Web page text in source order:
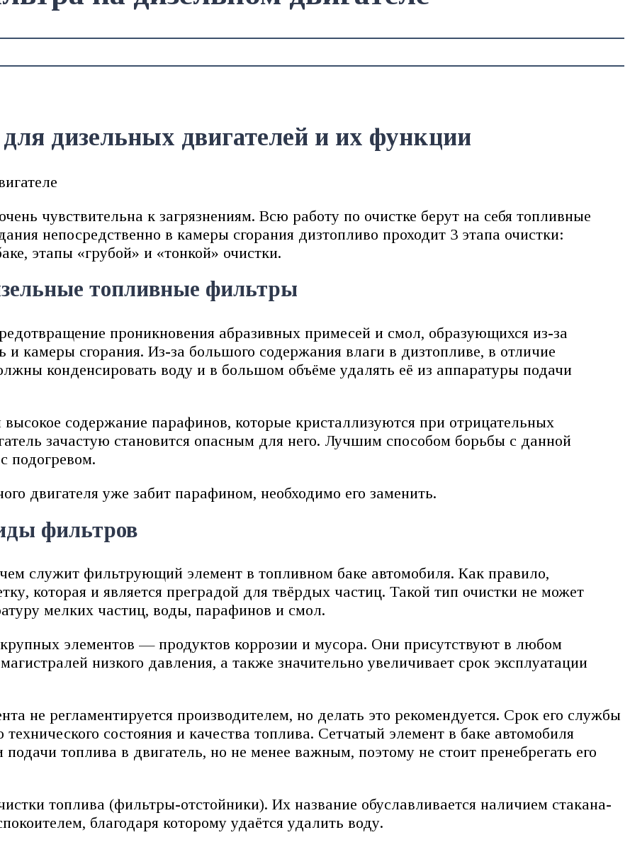
дизельных двигателей и их функции
чувствительна к загрязнениям. Всю работу по очистке берут на себя топливные
непосредственно в камеры сгорания дизтопливо проходит 3 этапа очистки:
этапы «грубой» и «тонкой» очистки.
топливные фильтры
проникновения абразивных примесей и смол, образующихся из-за
камеры сгорания. Из-за большого содержания влаги в дизтопливе, в отличие
конденсировать воду и в большом объёме удалять её из аппаратуры подачи
содержание парафинов, которые кристаллизуются при отрицательных
зачастую становится опасным для него. Лучшим способом борьбы с данной
подогревом.
двигателя уже забит парафином, необходимо его заменить.
фильтров
служит фильтрующий элемент в топливном баке автомобиля. Как правило,
которая и является преградой для твёрдых частиц. Такой тип очистки не может
мелких частиц, воды, парафинов и смол.
элементов — продуктов коррозии и мусора. Они присутствуют в любом
низкого давления, а также значительно увеличивает срок эксплуатации
не регламентируется производителем, но делать это рекомендуется. Срок его службы
состояния и качества топлива. Сетчатый элемент в баке автомобиля
топлива в двигатель, но не менее важным, поэтому не стоит пренебрегать его
топлива (фильтры-отстойники). Их название обуславливается наличием стакана-
благодаря которому удаётся удалить воду.